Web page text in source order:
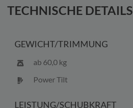
TECHNISCHE DETAILS
GEWICHT/TRIMMUNG
ab 60,0 kg
Power Tilt
LEISTUNG/SCHUBKRAFT
info@bootscenter-mueritz.de widerrufen.